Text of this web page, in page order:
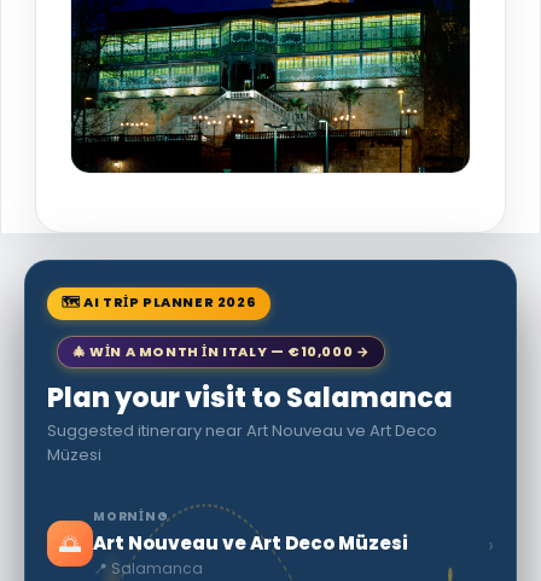
🗺 AI TRIP PLANNER 2026
🎄 WIN A MONTH IN ITALY — €10,000 →
Plan your visit to Salamanca
Suggested itinerary near Art Nouveau ve Art Deco
Müzesi
🌅
MORNING
Art Nouveau ve Art Deco Müzesi
📍 Salamanca
›